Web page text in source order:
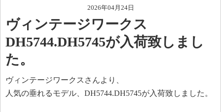
2026年04月24日
ヴィンテージワークス
DH5744.DH5745が入荷致しまし
た。
ヴィンテージワークスさんより、
人気の垂れるモデル、DH5744.DH5745が入荷致しました。